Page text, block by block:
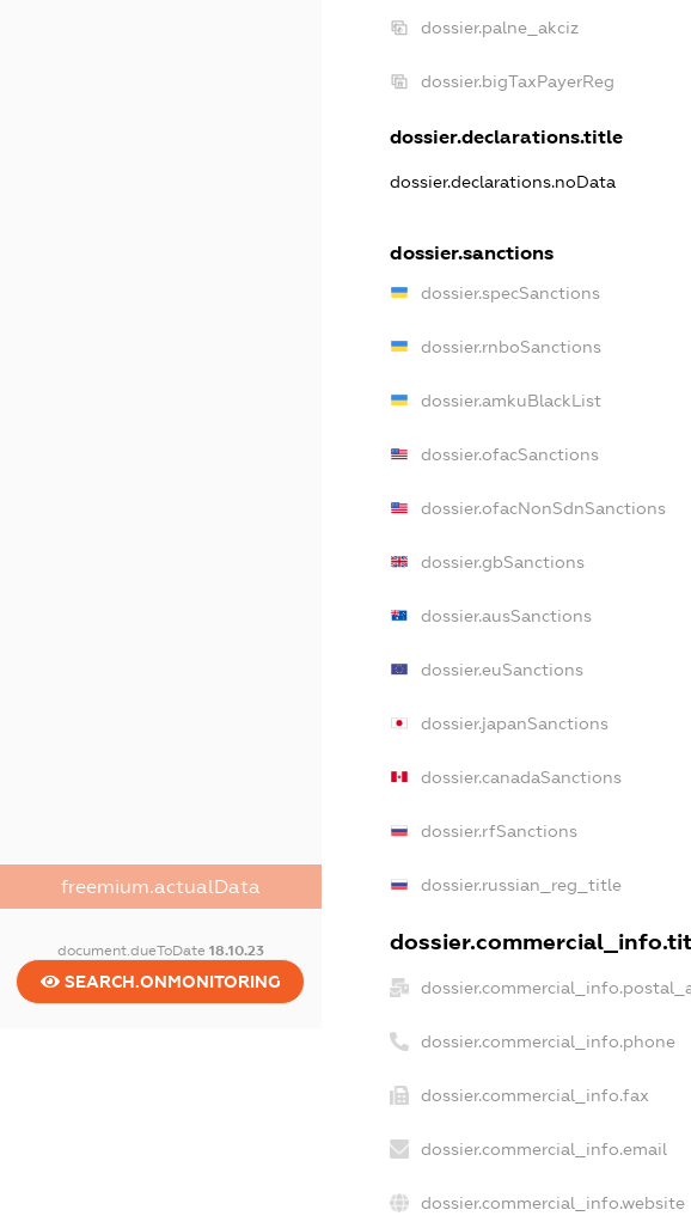
freemium.actualData
document.dueToDate 18.10.23
SEARCH.ONMONITORING
dossier.palne_akciz
dossier.bigTaxPayerReg
dossier.declarations.title
dossier.declarations.noData
dossier.sanctions
dossier.specSanctions
dossier.rnboSanctions
dossier.amkuBlackList
dossier.ofacSanctions
dossier.ofacNonSdnSanctions
dossier.gbSanctions
dossier.ausSanctions
dossier.euSanctions
dossier.japanSanctions
dossier.canadaSanctions
dossier.rfSanctions
dossier.russian_reg_title
dossier.commercial_info.phone
dossier.commercial_info.fax
dossier.commercial_info.email
dossier.commercial_info.website